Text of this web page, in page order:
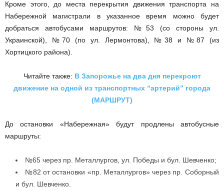
Кроме этого, до места перекрытия движения транспорта на
Набережной магистрали в указанное время можно будет
добраться автобусами маршрутов: №53 (со стороны ул.
Украинской), №70 (по ул. Лермонтова), №38 и №87 (из
Хортицкого района).
Читайте также: В Запорожье на два дня перекроют
движение на одной из транспортных “артерий” города
(МАРШРУТ)
До остановки «Набережная» будут продлены автобусные
маршруты:
№65 через пр. Металлургов, ул. Победы и бул. Шевченко;
№82 от остановки «пр. Металлургов» через пр. Соборный
и бул. Шевченко.